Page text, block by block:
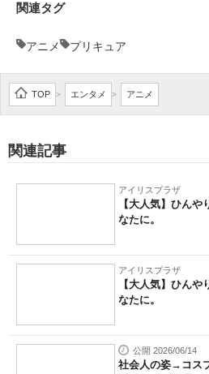
関連タグ
アニメ プリキュア
TOP > エンタメ > アニメ
関連記事
アイリスプラザ
【大人気】ひん
なたに。
アイリスプラザ
【大人気】ひん
なたに。
公開 2026/06/14
社会人の姿→コ